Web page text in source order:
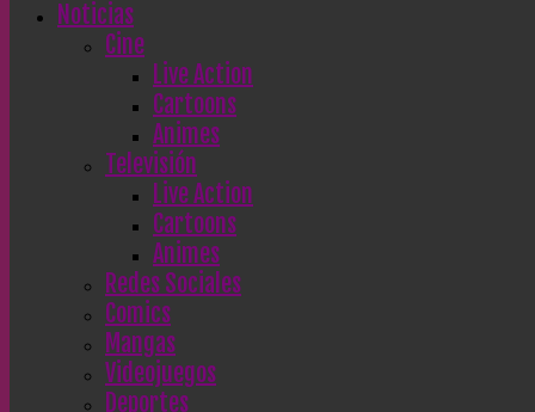
Noticias
Cine
Live Action
Cartoons
Animes
Televisión
Live Action
Cartoons
Animes
Redes Sociales
Comics
Mangas
Videojuegos
Deportes